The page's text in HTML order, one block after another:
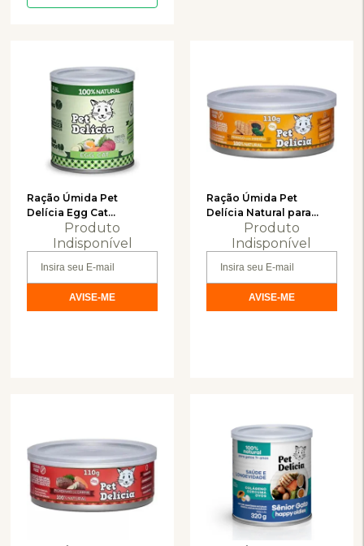
Ração Úmida Pet
Delícia Egg Cat
Vegetariano com Ovos
para Gatos 320g
Produto
Indisponível
Ração Úmida Pet
Delícia Natural para
Gatos Sabor Frango
com Mamão Saúde
Produto
Indisponível